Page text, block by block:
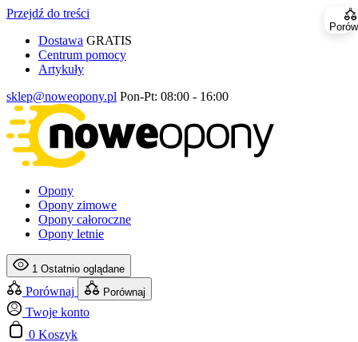
Przejdź do treści
Dostawa GRATIS
Centrum pomocy
Artykuły
sklep@noweopony.pl Pon-Pt: 08:00 - 16:00
Opony
Opony zimowe
Opony całoroczne
Opony letnie
1 Ostatnio oglądane
Porównaj Porównaj
Twoje konto
0 Koszyk